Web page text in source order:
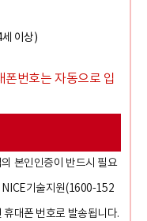
이상)
폰번호는 자동으로 입
본인인증이 반드시 필요
NICE기술지원(1600-152
휴대폰 번호로 발송됩니다.